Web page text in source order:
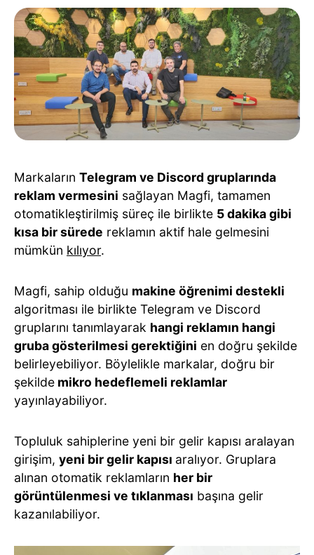
Markaların Telegram ve Discord gruplarında
reklam vermesini sağlayan Magfi, tamamen
otomatikleştirilmiş süreç ile birlikte 5 dakika gibi
kısa bir sürede reklamın aktif hale gelmesini
mümkün kılıyor.
Magfi, sahip olduğu makine öğrenimi destekli
algoritması ile birlikte Telegram ve Discord
gruplarını tanımlayarak hangi reklamın hangi
gruba gösterilmesi gerektiğini en doğru şekilde
belirleyebiliyor. Böylelikle markalar, doğru bir
şekilde mikro hedeflemeli reklamlar
yayınlayabiliyor.
Topluluk sahiplerine yeni bir gelir kapısı aralayan
girişim, yeni bir gelir kapısı aralıyor. Gruplara
alınan otomatik reklamların her bir
görüntülenmesi ve tıklanması başına gelir
kazanılabiliyor.